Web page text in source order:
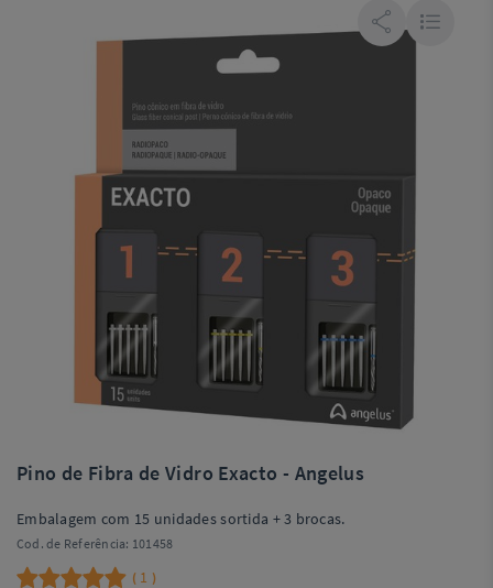
Dental
Cremer
Simples
Dental
Software
Pino de Fibra de Vidro Exacto - Angelus
Embalagem com 15 unidades sortida + 3 brocas.
Cod. de Referência: 101458
( 1 )